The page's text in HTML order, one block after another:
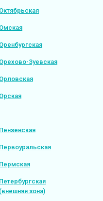
Октябрьская
Омская
Оренбургская
Орехово-Зуевская
Орловская
Орская
Пензенская
Первоуральская
Пермская
Петербургская
(внешняя зона)